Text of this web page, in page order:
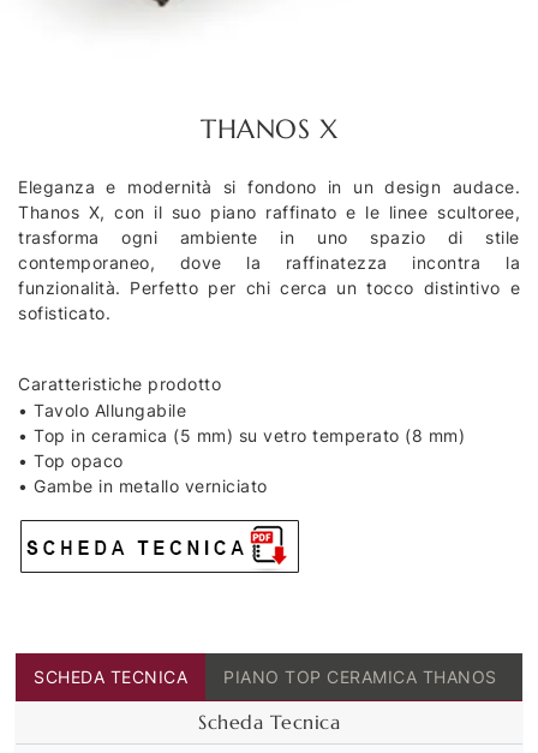
THANOS X
Eleganza e modernità si fondono in un design audace.
Thanos X, con il suo piano raffinato e le linee scultoree,
trasforma ogni ambiente in uno spazio di stile
contemporaneo, dove la raffinatezza incontra la
funzionalità. Perfetto per chi cerca un tocco distintivo e
sofisticato.
Caratteristiche prodotto
• Tavolo Allungabile
• Top in ceramica (5 mm) su vetro temperato (8 mm)
• Top opaco
• Gambe in metallo verniciato
SCHEDA TECNICA PIANO TOP CERAMICA THANOS
Scheda Tecnica